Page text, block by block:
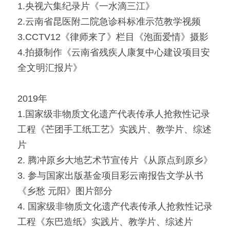
1.央视六集纪录片《一水滴三江》
2.云南省昆医附二院急诊科标准示范教学视频
3.CCTV12《律师来了》栏目《泡面爱情》摄影
4.拍摄制作《云南省残疾人康复中心建设项目安
全文明汇报片》
2019年
1.国家级非物质文化遗产代表传承人抢救性记录
工程《芒团手工纸工艺》实践片、教学片、综述
片
2. 腾冲原乡大地艺术节宣传片《从原点到原乡》
3. 参与国家出版基金项目彩云南报告文学从书
《乡愁 元阳》图片部分
4. 国家级非物质文化遗产代表传承人抢救性记录
工程《东巴造纸》实践片、教学片、综述片